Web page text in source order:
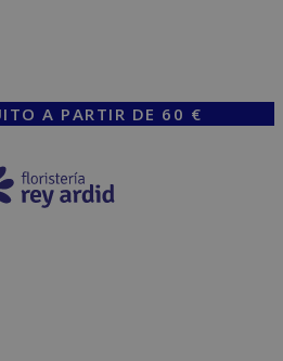
A PARTIR DE 60 €